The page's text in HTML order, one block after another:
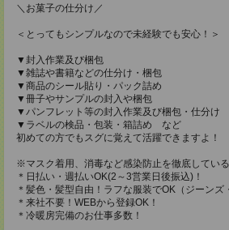
＼お菓子の仕分け／
＜とってもシンプルなので未経験でも安心！＞
▼封入作業及び梱包
▼雑誌や書籍などの仕分け・梱包
▼商品のシール貼り・パック詰め
▼冊子やサンプルの封入や梱包
▼パンフレット等の封入作業及び梱包・仕分け
▼ラベルの検品・包装・箱詰め など
初めての方でもスグに覚えて活躍できますよ！
※マスク着用、消毒など感染防止を徹底している
＊日払い・週払いOK(2～3営業日後振込)！
＊髪色・髪型自由！ラフな服装でOK（ジーンズ
＊来社不要！WEBから登録OK！
＊冷暖房完備のお仕事多数！